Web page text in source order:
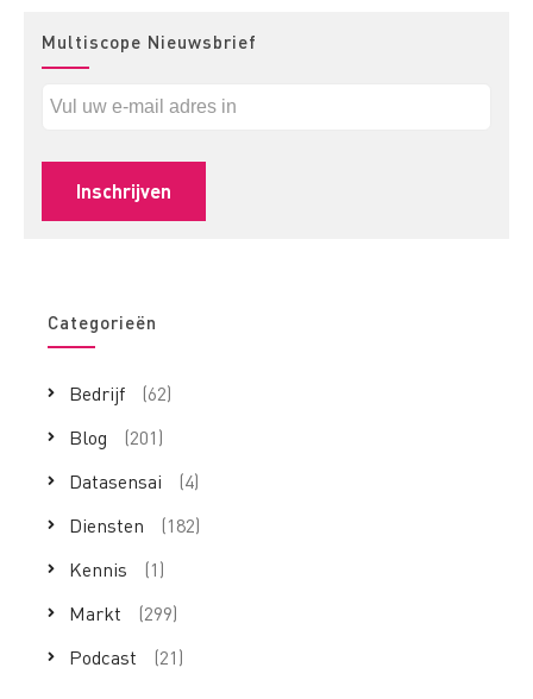
Multiscope Nieuwsbrief
Categorieën
Bedrijf
(62)
Blog
(201)
Datasensai
(4)
Diensten
(182)
Kennis
(1)
Markt
(299)
Podcast
(21)